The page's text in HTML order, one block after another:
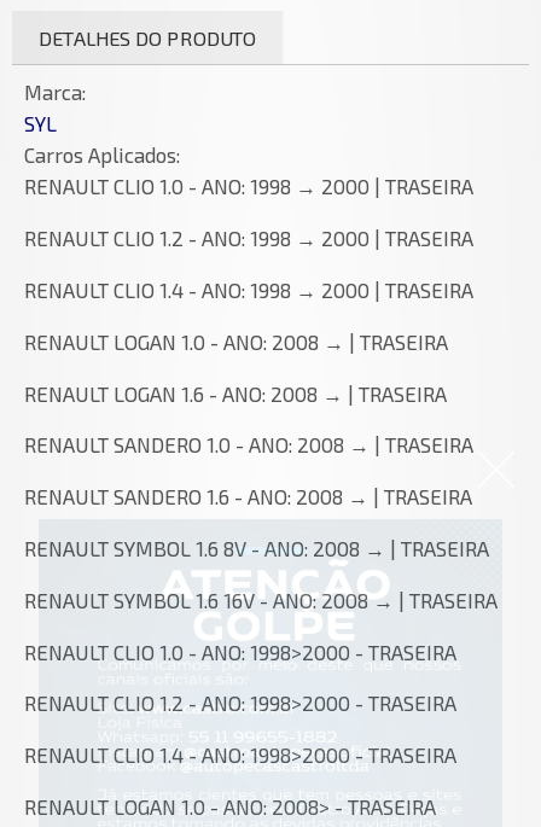
DETALHES DO PRODUTO
Marca:
SYL
Carros Aplicados:
RENAULT CLIO 1.0 - ANO: 1998 → 2000 | TRASEIRA
RENAULT CLIO 1.2 - ANO: 1998 → 2000 | TRASEIRA
RENAULT CLIO 1.4 - ANO: 1998 → 2000 | TRASEIRA
RENAULT LOGAN 1.0 - ANO: 2008 → | TRASEIRA
RENAULT LOGAN 1.6 - ANO: 2008 → | TRASEIRA
RENAULT SANDERO 1.0 - ANO: 2008 → | TRASEIRA
RENAULT SANDERO 1.6 - ANO: 2008 → | TRASEIRA
RENAULT SYMBOL 1.6 8V - ANO: 2008 → | TRASEIRA
RENAULT SYMBOL 1.6 16V - ANO: 2008 → | TRASEIRA
RENAULT CLIO 1.0 - ANO: 1998>2000 - TRASEIRA
RENAULT CLIO 1.2 - ANO: 1998>2000 - TRASEIRA
RENAULT CLIO 1.4 - ANO: 1998>2000 - TRASEIRA
RENAULT LOGAN 1.0 - ANO: 2008> - TRASEIRA